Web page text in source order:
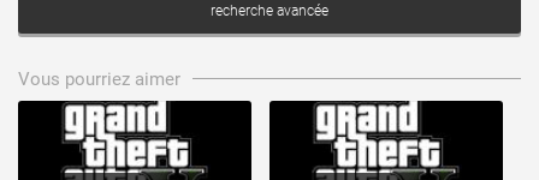
recherche avancée
Vous pourriez aimer